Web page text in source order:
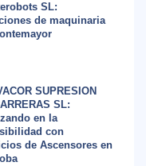
SL:
de maquinaria
SUPRESION
SL:
en la
con
de Ascensores en